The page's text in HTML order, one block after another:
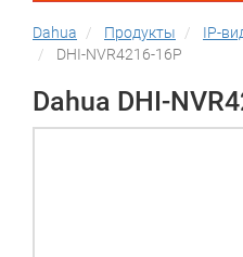
Dahua Продукты
IP-
DHI-NVR4216-16P
Dahua DHI-